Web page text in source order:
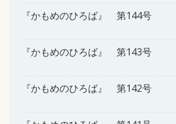
『かもめのひろば』 第144号
『かもめのひろば』 第143号
『かもめのひろば』 第142号